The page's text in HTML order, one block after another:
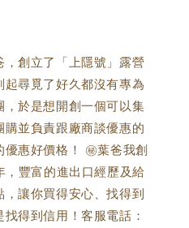
創立了「上隱號」露營
尋覓了好久都沒有專為
於是想開創一個可以集
並負責跟廠商談優惠的
惠好價格！ ㊙️葉爸我創
，豐富的進出口經歷及給
讓你買得安心、找得到
得到信用！客服電話：